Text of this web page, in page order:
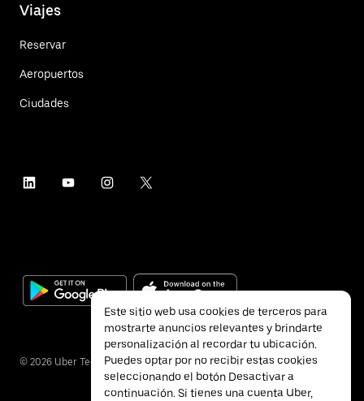
Viajes
Reservar
Aeropuertos
Ciudades
© 2026 Uber Technologies Inc.
Este sitio web usa cookies de terceros para
mostrarte anuncios relevantes y brindarte
personalización al recordar tu ubicación.
Puedes optar por no recibir estas cookies
seleccionando el botón Desactivar a
continuación. Si tienes una cuenta Uber,